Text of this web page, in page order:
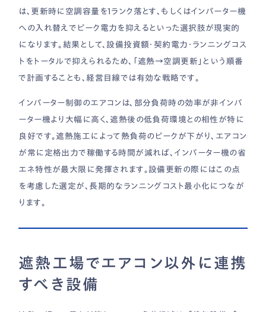
は、更新時に空調容量を1ランク落とす、もしくはインバーター機
への入れ替えでピーク電力を抑えるといった選択肢が現実的
になります。結果として、設備投資額・契約電力・ランニングコス
トをトータルで抑えられるため、「遮熱→空調更新」という順番
で計画することも、経営目線では有効な戦略です。
インバーター制御のエアコンは、部分負荷時の効率が非インバ
ーター機より大幅に高く、遮熱後の低負荷環境との相性が特に
良好です。遮熱施工によって熱負荷のピークが下がり、エアコン
が常に定格出力で稼働する時間が減れば、インバーター機の省
エネ特性が最大限に発揮されます。設備更新の際にはこの点
を考慮した選定が、長期的なランニングコスト最小化につなが
ります。
遮熱工場でエアコン以外に連携
すべき設備